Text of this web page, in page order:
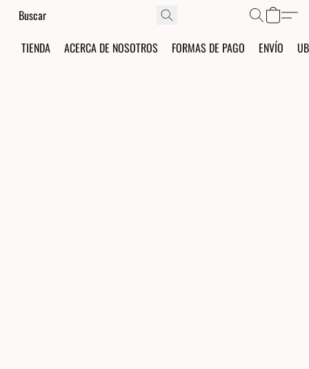
TIENDA ACERCA DE NOSOTROS FORMAS DE PAGO ENVÍO